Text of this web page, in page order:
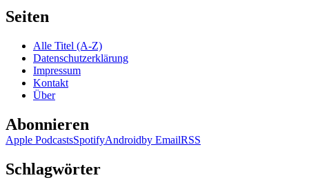
Seiten
Alle Titel (A-Z)
Datenschutzerklärung
Impressum
Kontakt
Über
Abonnieren
Apple PodcastsSpotifyAndroidby EmailRSS
Schlagwörter